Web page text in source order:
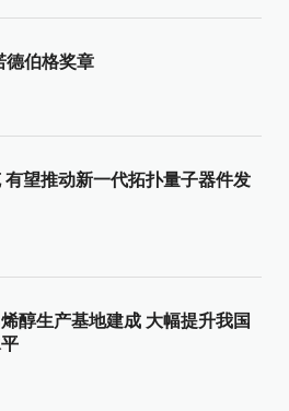
德伯格奖章
望推动新一代拓扑量子器件发
醇生产基地建成 大幅提升我国